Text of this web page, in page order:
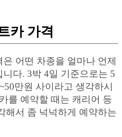
카 가격
어떤 차종을 얼마나 언제
다. 3박 4일 기준으로는 5
만원 사이라고 생각하시
를 예약할 때는 캐리어 등
해서 좀 넉넉하게 예약하는